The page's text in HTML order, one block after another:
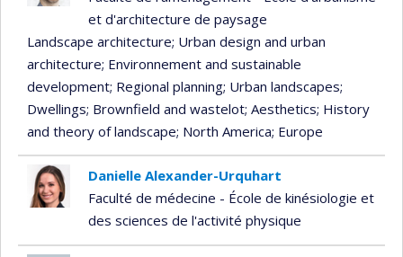
et d'architecture de paysage
Landscape architecture; Urban design and urban
architecture; Environnement and sustainable
development; Regional planning; Urban landscapes;
Dwellings; Brownfield and wastelot; Aesthetics; History
and theory of landscape; North America; Europe
Danielle Alexander-Urquhart
Faculté de médecine - École de kinésiologie et
des sciences de l'activité physique